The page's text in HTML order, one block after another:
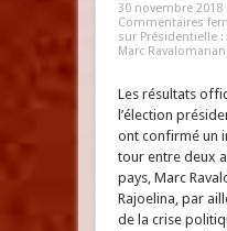
30 novembre 2018
Commentaires
sur Présidentielle
Marc
Les résultats
l’élection
ont confirmé un
tour entre deux
pays, Marc
Rajoelina, par
de la crise